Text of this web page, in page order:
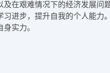
在艰难情况下的经济发展问
进步，提升自我的个人能
实力。